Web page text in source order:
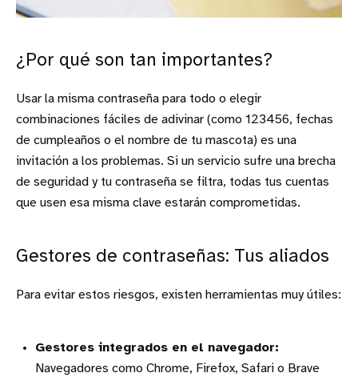
¿Por qué son tan importantes?
Usar la misma contraseña para todo o elegir
combinaciones fáciles de adivinar (como 123456, fechas
de cumpleaños o el nombre de tu mascota) es una
invitación a los problemas. Si un servicio sufre una brecha
de seguridad y tu contraseña se filtra, todas tus cuentas
que usen esa misma clave estarán comprometidas.
Gestores de contraseñas: Tus aliados
Para evitar estos riesgos, existen herramientas muy útiles:
Gestores integrados en el navegador:
Navegadores como Chrome, Firefox, Safari o Brave